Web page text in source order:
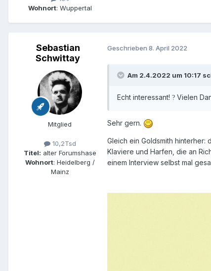
Wohnort: Wuppertal
Sebastian
Schwittay
Mitglied
10,2Tsd
Titel: alter Forumshase
Wohnort: Heidelberg /
Mainz
Geschrieben 8. April 2022
Am 2.4.2022 um 10:17
Echt interessant! ? Vielen
Sehr gern.
Gleich ein Goldsmith hinterher:
Klaviere und Harfen, die an
einem Interview selbst mal